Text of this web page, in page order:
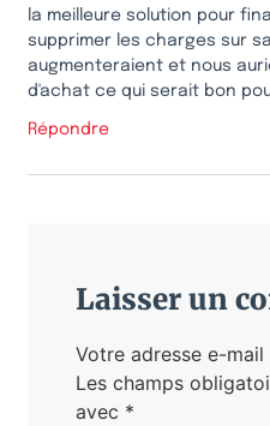
la meilleure solution pour
supprimer les charges sur
augmenteraient et nous
d'achat ce qui serait bon
Répondre
Laisser un
Votre adresse e-
Les champs
avec *